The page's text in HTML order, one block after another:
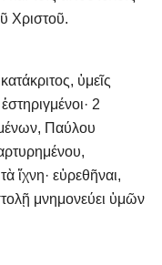
Χριστοῦ.
ὑμεῖς
2
Παύλου
ἴχνη· εὑρεθῆναι,
μνημονεύει ὑμῶν